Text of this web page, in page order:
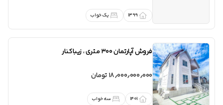
1399 یک خواب
فروشآپارتمان 300 متری ،زیباکنار
18٫000٫000٫000 تومان
1401 سه خواب